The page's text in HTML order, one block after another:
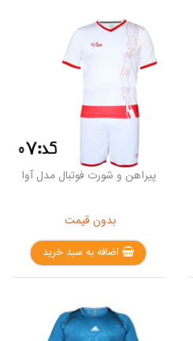
پیراهن و شورت فوتبال مدل آوا
بدون قیمت
اضافه به سبد خرید